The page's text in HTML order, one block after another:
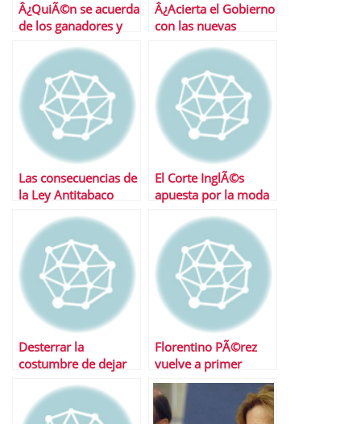
Â¿QuiÃ©n se acuerda
de los ganadores y
OPA de Endesa?
Â¿Acierta el Gobierno
con las nuevas
Las consecuencias de
la Ley Antitabaco
El Corte InglÃ©s
apuesta por la moda
Desterrar la
costumbre de dejar
luegoâ€¦
Florentino PÃ©rez
vuelve a primer
plano con una
operaciÃ³n de
marketing financiero